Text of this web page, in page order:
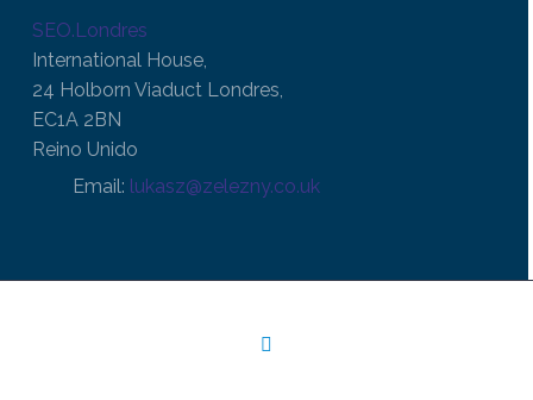
SEO.Londres
International House,
24 Holborn Viaduct Londres,
EC1A 2BN
Reino Unido
Email: lukasz@zelezny.co.uk